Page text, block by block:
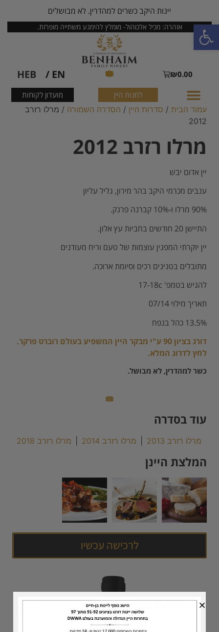
פתח סרגל נגישות
יינות היקב כשרים למהדרין. לא מבושלים
אזהרה: מכיל אלכוהול- מומלץ להימנע משתייה מופרזת.
₪0.00
EN /
HEB
לחנות היין
מועדון לקוחות
עמוד הבית / סדרות היין / הסדרה השמורה / מרלו רזרב
2012
מרלו רזרב 2012
יין אדום יבש
ענבים מכרמי היקב בהר מירון, גליל עליון
90% מרלו ו-10% קברנה פרנק.
התיישן 20 חודשים בחביות עץ אלון.
יין יוקרתי המפגין עוצמות של טעם וריח מעודנים
מתובלים בטנינים רכים וסיומת ארוכה.
להגיש בטמפ' 17-18c
תאריך מילוי 07/14
13.5% כהל בנפח
דורג בציון 90 ע"י מבקר היין המשפיע בעולם רוברט פרקר.
לחץ לדרוג המלא.
כשר למהדרין, לא מבושל.
עוד בסדרה
מרלו רזרב 2013 מרלו רזרב 2014 מרלו רזרב 2018
המלצת היינן
לרכישה עכשיו